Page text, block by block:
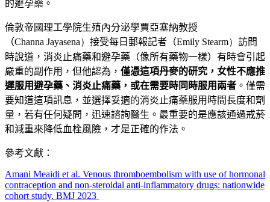
的避孕藥。
倫敦帝國理工學院生殖內分泌學賈亞塞納教授
（Channa Jayasena） 接受每日郵報記者（Emily Stearm） 訪問
時說道，消炎止痛藥和避孕藥（像所有藥物一樣）有時會引起
嚴重的副作用，但他認為， 僅憑這項丹麥的研究，女性不應推
遲服用避孕藥、消炎止痛藥，或在需要時同時服用兩者 。僅需
要知道這項訊息，並選擇妥適的消炎止痛藥服用時間長度和劑
量，若有任何疑問，迅速諮詢醫生。最重要的是應該通過戒菸
和減重來降低血栓風險，才是正確的作法。
參考文獻：
Amani Meaidi et al. Venous thromboembolism with use of hormonal
contraception and non-steroidal anti-inflammatory drugs: nationwide
cohort study. BMJ 2023